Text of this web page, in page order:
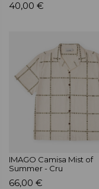
40,00 €
IMAGO Camisa Mist of
Summer - Cru
66,00 €